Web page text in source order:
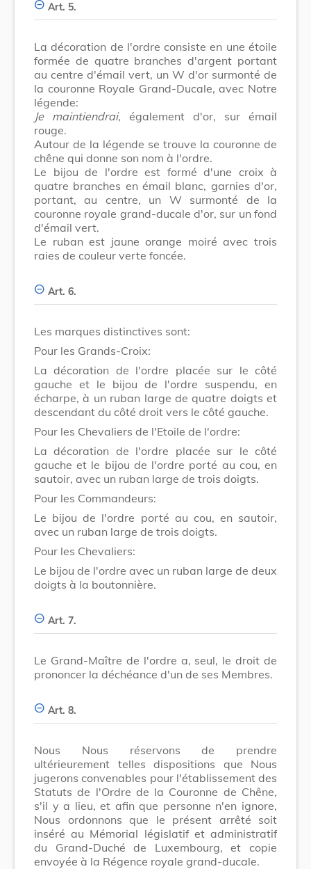
Art. 5.
La décoration de l'ordre consiste en une étoile
formée de quatre branches d'argent portant
au centre d'émail vert, un W d'or surmonté de
la couronne Royale Grand-Ducale, avec Notre
légende:
Je maintiendrai, également d'or, sur émail
rouge.
Autour de la légende se trouve la couronne de
chêne qui donne son nom à l'ordre.
Le bijou de l'ordre est formé d'une croix à
quatre branches en émail blanc, garnies d'or,
portant, au centre, un W surmonté de la
couronne royale grand-ducale d'or, sur un fond
d'émail vert.
Le ruban est jaune orange moiré avec trois
raies de couleur verte foncée.
Art. 6.
Les marques distinctives sont:
Pour les Grands-Croix:
La décoration de l'ordre placée sur le côté
gauche et le bijou de l'ordre suspendu, en
écharpe, à un ruban large de quatre doigts et
descendant du côté droit vers le côté gauche.
Pour les Chevaliers de l'Etoile de l'ordre:
La décoration de l'ordre placée sur le côté
gauche et le bijou de l'ordre porté au cou, en
sautoir, avec un ruban large de trois doigts.
Pour les Commandeurs:
Le bijou de l'ordre porté au cou, en sautoir,
avec un ruban large de trois doigts.
Pour les Chevaliers:
Le bijou de l'ordre avec un ruban large de deux
doigts à la boutonnière.
Art. 7.
Le Grand-Maître de l'ordre a, seul, le droit de
prononcer la déchéance d'un de ses Membres.
Art. 8.
Nous Nous réservons de prendre
ultérieurement telles dispositions que Nous
jugerons convenables pour l'établissement des
Statuts de l'Ordre de la Couronne de Chêne,
s'il y a lieu, et afin que personne n'en ignore,
Nous ordonnons que le présent arrêté soit
inséré au Mémorial législatif et administratif
du Grand-Duché de Luxembourg, et copie
envoyée à la Régence royale grand-ducale.